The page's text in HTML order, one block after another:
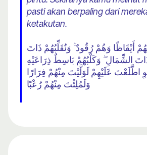
pasti akan berpaling dari
ketakutan.
أَيْقَاظًا وَهُمْ رُقُودٌ ۚ وَنُقَلِّبُهُمْ ذَاتَ
الشِّمَالِ ۖ وَكَلْبُهُمْ بَاسِطٌ ذِرَاعَيْهِ
اطَّلَعْتَ عَلَيْهِمْ لَوَلَّيْتَ مِنْهُمْ فِرَارًا
وَلَمُلِئْتَ مِنْهُمْ رُعْبًا